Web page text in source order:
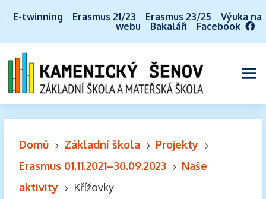
E-twinning Erasmus 21/23 Erasmus 23/25
Výuka na
webu
Bakaláři Facebook
Domů 5 Základní škola 5 Projekty 5
Erasmus 01.11.2021–30.09.2023 5 Naše
aktivity
5 Křížovky